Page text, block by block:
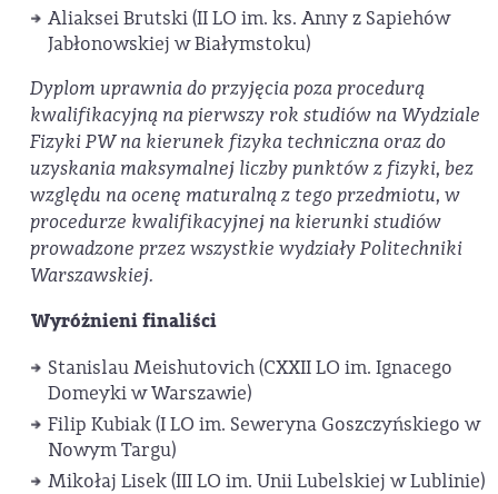
Aliaksei Brutski (II LO im. ks. Anny z Sapiehów
Jabłonowskiej w Białymstoku)
Dyplom uprawnia do przyjęcia poza procedurą
kwalifikacyjną na pierwszy rok studiów na Wydziale
Fizyki PW na kierunek fizyka techniczna oraz do
uzyskania maksymalnej liczby punktów z fizyki, bez
względu na ocenę maturalną z tego przedmiotu, w
procedurze kwalifikacyjnej na kierunki studiów
prowadzone przez wszystkie wydziały Politechniki
Warszawskiej.
Wyróżnieni finaliści
Stanislau Meishutovich (CXXII LO im. Ignacego
Domeyki w Warszawie)
Filip Kubiak (I LO im. Seweryna Goszczyńskiego w
Nowym Targu)
Mikołaj Lisek (III LO im. Unii Lubelskiej w Lublinie)